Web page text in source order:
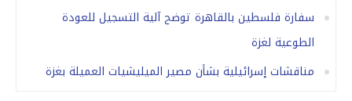
سفارة فلسطين بالقاهرة توضح آلية التسجيل للعودة
الطوعية لغزة
مناقشات إسرائيلية بشأن مصير الميليشيات العميلة بغزة